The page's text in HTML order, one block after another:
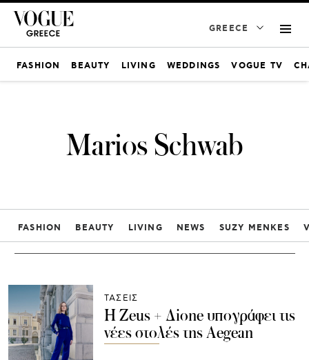
GREECE
FASHION BEAUTY LIVING WEDDINGS VOGUE TV
Marios Schwab
FASHION BEAUTY LIVING NEWS SUZY MENKES
ΤΑΣΕΙΣ
Η Zeus + Δione υπογράφει τις
νέες στολές της Aegean